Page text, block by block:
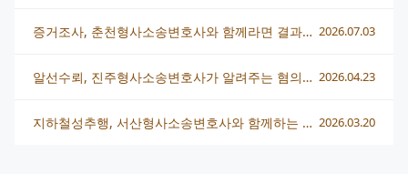
증거조사, 춘천형사소송변호사와 함께라면 결과가 달라져요 2026.07.03
알선수뢰, 진주형사소송변호사가 알려주는 혐의별 대응 전략 2026.04.23
지하철성추행, 서산형사소송변호사와 함께하는 대응과 법적 해결책 2026.03.20